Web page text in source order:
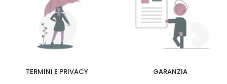
TERMINI E PRIVACY GARANZIA